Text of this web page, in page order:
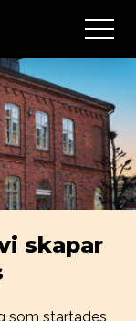
skapar
som startades